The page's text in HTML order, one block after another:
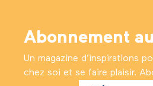
Abonnement
Un magazine d’inspirations
chez soi et se faire plaisir.